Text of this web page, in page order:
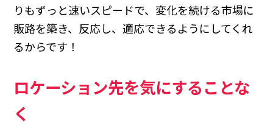
りもずっと速いスピードで、変化を続ける市場に
販路を築き、反応し、適応できるようにしてくれ
るからです！
ロケーション先を気にすることな
く